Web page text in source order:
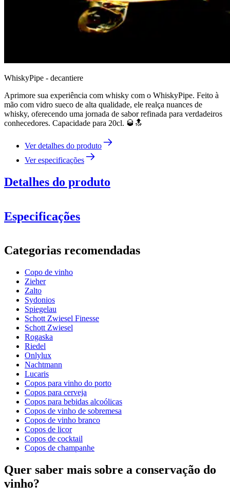
WhiskyPipe - decantiere
Aprimore sua experiência com whisky com o WhiskyPipe. Feito à
mão com vidro sueco de alta qualidade, ele realça nuances de
whisky, oferecendo uma jornada de sabor refinada para verdadeiros
conhecedores. Capacidade para 20cl. 🥃🔝
Ver detalhes do produto
Ver especificações
Detalhes do produto
Especificações
Número do produtoW68
Dimensões (LxAxP cm)
Peso (kg)
Altura (cm)
Largura (cm)
profundidade (cm)9
Categorias recomendadas
Copo de vinho
Zieher
Zalto
Sydonios
Spiegelau
Schott Zwiesel Finesse
Schott Zwiesel
Rogaska
Riedel
Onlylux
Nachtmann
Lucaris
Copos para vinho do porto
Copos para cerveja
Copos para bebidas alcoólicas
Copos de vinho de sobremesa
Copos de vinho branco
Copos de licor
Copos de cocktail
Copos de champanhe
Quer saber mais sobre a conservação do
vinho?